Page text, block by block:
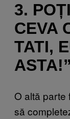
3.
CEVA
TATI,
ASTA!”
O altă parte
să